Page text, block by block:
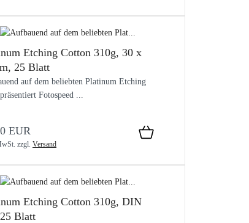
Etching Cotton 310g, 30 x
25 Blatt
auf dem beliebten Platinum Etching
Fotospeed ...
EUR
zzgl. Versand
Etching Cotton 310g, DIN
Blatt